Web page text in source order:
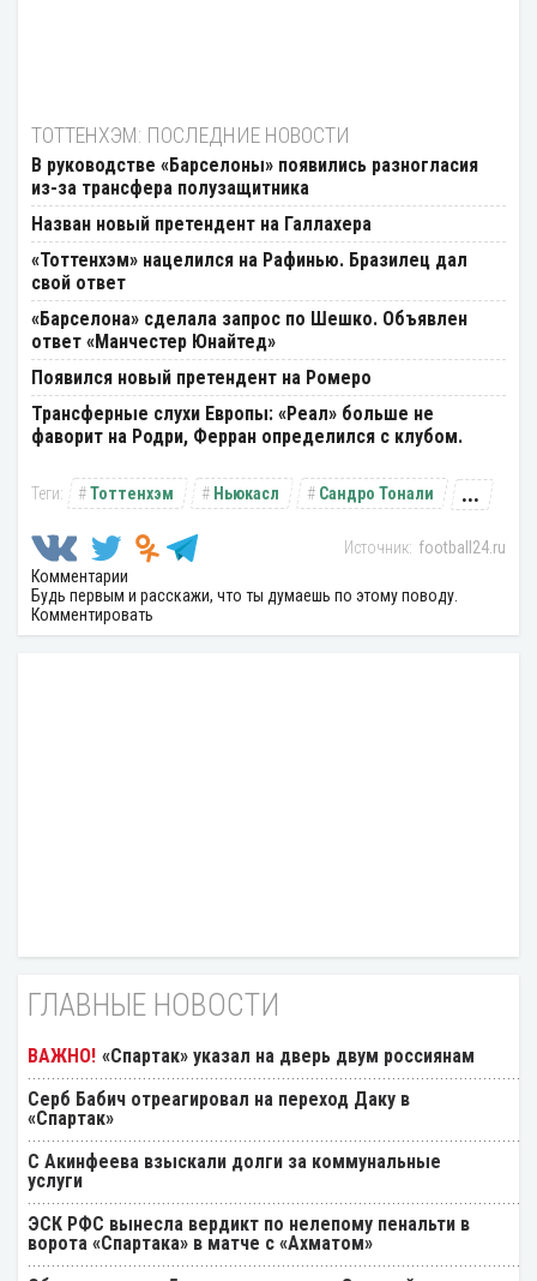
ТОТТЕНХЭМ: ПОСЛЕДНИЕ НОВОСТИ
В руководстве «Барселоны» появились разногласия
из-за трансфера полузащитника
Назван новый претендент на Галлахера
«Тоттенхэм» нацелился на Рафинью. Бразилец дал
свой ответ
«Барселона» сделала запрос по Шешко. Объявлен
ответ «Манчестер Юнайтед»
Появился новый претендент на Ромеро
Трансферные слухи Европы: «Реал» больше не
фаворит на Родри, Ферран определился с клубом.
Тоттенхэм Ньюкасл Сандро Тонали ...
football24.ru
Комментарии
Будь первым и расскажи, что ты думаешь по этому поводу.
Комментировать
ГЛАВНЫЕ НОВОСТИ
«Спартак» указал на дверь двум россиянам
Серб Бабич отреагировал на переход Даку в
«Спартак»
С Акинфеева взыскали долги за коммунальные
услуги
ЭСК РФС вынесла вердикт по нелепому пенальти в
ворота «Спартака» в матче с «Ахматом»